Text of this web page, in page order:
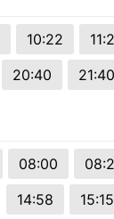
10:22
20:40 21:40
08:00
14:58 15:15